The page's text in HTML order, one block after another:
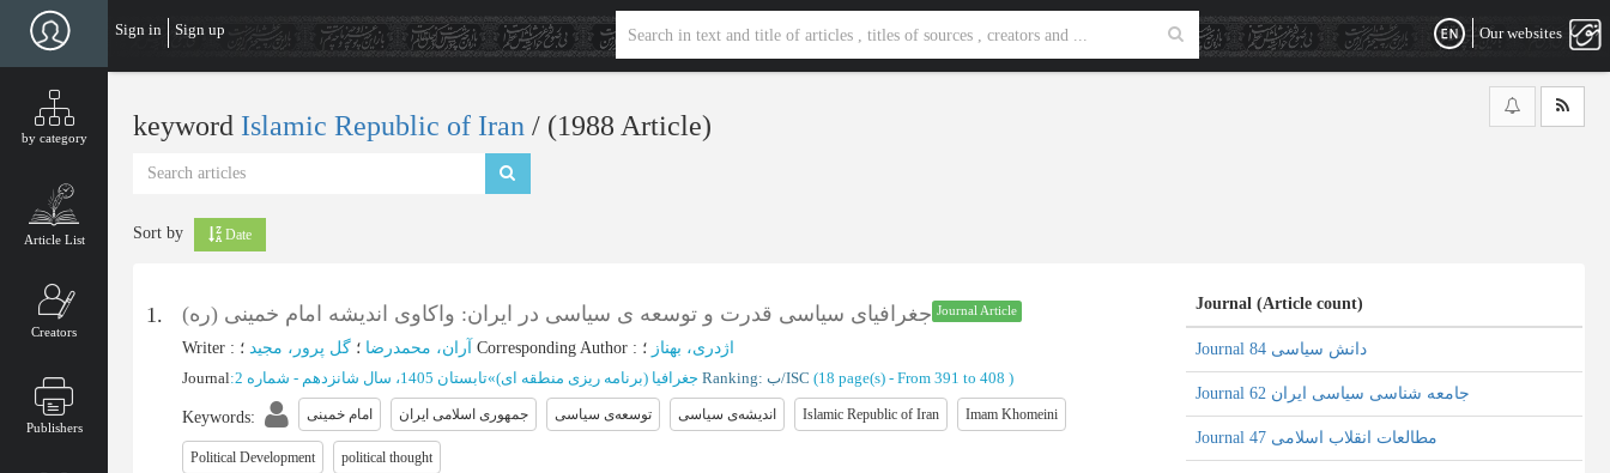
Sign in Sign up Our websites
by category
Article List
Creators
Publishers
keyword Islamic Republic of Iran ‎/ (1988 Article)
Sort by Date
1. جغرافیای سیاسی قدرت و توسعه ‌ی سیاسی در ایران: واکاوی اندیشه امام خمینی (ره) Journal Article
Writer : آران، محمدرضا ؛ گل پرور، مجید Corresponding Author : اژدری، بهناز ؛
Journal: جغرافیا (برنامه ریزی منطقه ای)»تابستان 1405، سال شانزدهم - شماره 2 Ranking: ب/ISC (‎18 page(s) - From 391 to 408 )
Keywords: امام خمینی جمهوری اسلامی ایران توسعه‌ی سیاسی اندیشه‌ی سیاسی Islamic Republic of Iran Imam Khomeini
Political Development political thought
Journal (Article count)
Journal دانش سیاسی 84
Journal جامعه شناسی سیاسی ایران 62
Journal مطالعات انقلاب اسلامی 47